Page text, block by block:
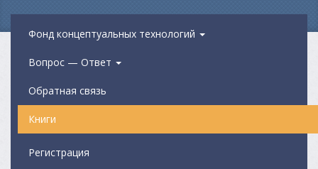
Фонд концептуальных технологий
Вопрос — Ответ
Обратная связь
Книги
Регистрация